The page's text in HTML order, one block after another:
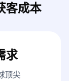
客成本
求
顶尖